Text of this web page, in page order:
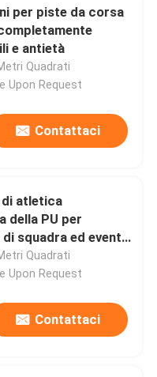
per piste da corsa
e antietà
Quadrati
Upon Request
Contattaci
di atletica
della PU per
di squadra ed eventi
Quadrati
Upon Request
Contattaci